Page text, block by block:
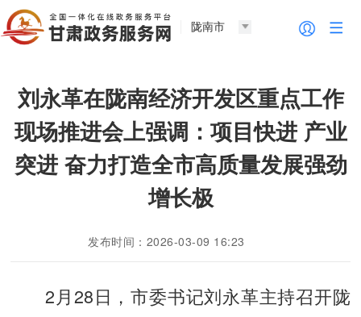
陇南市
刘永革在陇南经济开发区重点工作
现场推进会上强调：项目快进 产业
突进 奋力打造全市高质量发展强劲
增长极
发布时间：2026-03-09 16:23
2月28日，市委书记刘永革主持召开陇